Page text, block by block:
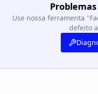
Use nossa ferramenta
defeito